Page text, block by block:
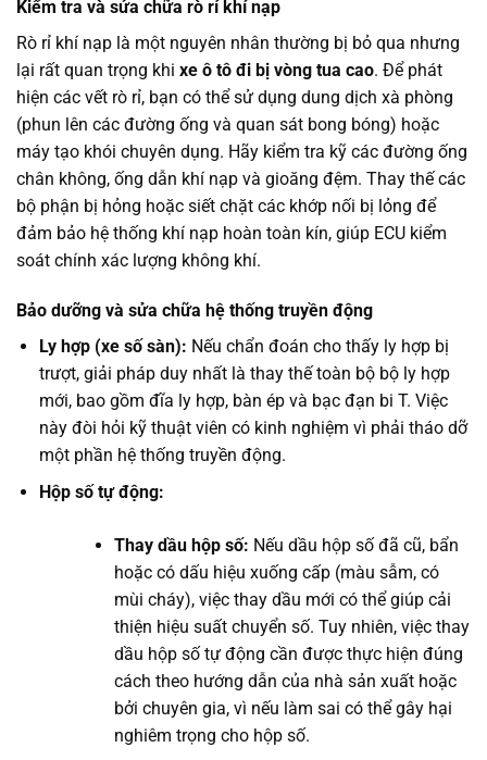
Kiểm tra và sửa chữa rò rỉ khí nạp
Rò rỉ khí nạp là một nguyên nhân thường bị bỏ qua nhưng
lại rất quan trọng khi xe ô tô đi bị vòng tua cao. Để phát
hiện các vết rò rỉ, bạn có thể sử dụng dung dịch xà phòng
(phun lên các đường ống và quan sát bong bóng) hoặc
máy tạo khói chuyên dụng. Hãy kiểm tra kỹ các đường ống
chân không, ống dẫn khí nạp và gioăng đệm. Thay thế các
bộ phận bị hỏng hoặc siết chặt các khớp nối bị lỏng để
đảm bảo hệ thống khí nạp hoàn toàn kín, giúp ECU kiểm
soát chính xác lượng không khí.
Bảo dưỡng và sửa chữa hệ thống truyền động
Ly hợp (xe số sàn): Nếu chẩn đoán cho thấy ly hợp bị
trượt, giải pháp duy nhất là thay thế toàn bộ bộ ly hợp
mới, bao gồm đĩa ly hợp, bàn ép và bạc đạn bi T. Việc
này đòi hỏi kỹ thuật viên có kinh nghiệm vì phải tháo dỡ
một phần hệ thống truyền động.
Hộp số tự động:
Thay dầu hộp số: Nếu dầu hộp số đã cũ, bẩn
hoặc có dấu hiệu xuống cấp (màu sẫm, có
mùi cháy), việc thay dầu mới có thể giúp cải
thiện hiệu suất chuyển số. Tuy nhiên, việc thay
dầu hộp số tự động cần được thực hiện đúng
cách theo hướng dẫn của nhà sản xuất hoặc
bởi chuyên gia, vì nếu làm sai có thể gây hại
nghiêm trọng cho hộp số.